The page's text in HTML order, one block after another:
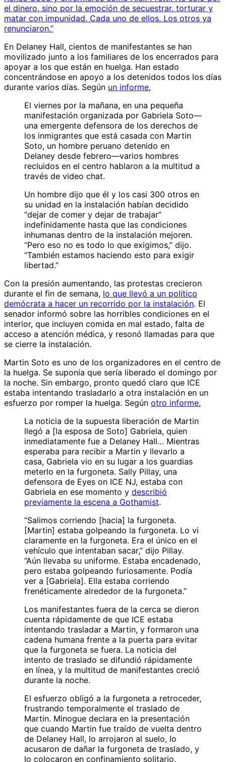
el dinero, sino por la emoción de secuestrar, torturar y
matar con impunidad. Cada uno de ellos. Los otros ya
renunciaron.”
En Delaney Hall, cientos de manifestantes se han
movilizado junto a los familiares de los encerrados para
apoyar a los que están en huelga. Han estado
concentrándose en apoyo a los detenidos todos los días
durante varios días. Según un informe,
El viernes por la mañana, en una pequeña
manifestación organizada por Gabriela Soto—
una emergente defensora de los derechos de
los inmigrantes que está casada con Martin
Soto, un hombre peruano detenido en
Delaney desde febrero—varios hombres
recluidos en el centro hablaron a la multitud a
través de video chat.
Un hombre dijo que él y los casi 300 otros en
su unidad en la instalación habían decidido
“dejar de comer y dejar de trabajar”
indefinidamente hasta que las condiciones
inhumanas dentro de la instalación mejoren.
“Pero eso no es todo lo que exigimos,” dijo.
“También estamos haciendo esto para exigir
libertad.”
Con la presión aumentando, las protestas crecieron
durante el fin de semana, lo que llevó a un político
demócrata a hacer un recorrido por la instalación. El
senador informó sobre las horribles condiciones en el
interior, que incluyen comida en mal estado, falta de
acceso a atención médica, y resonó llamadas para que
se cierre la instalación.
Martin Soto es uno de los organizadores en el centro de
la huelga. Se suponía que sería liberado el domingo por
la noche. Sin embargo, pronto quedó claro que ICE
estaba intentando trasladarlo a otra instalación en un
esfuerzo por romper la huelga. Según otro informe,
La noticia de la supuesta liberación de Martin
llegó a [la esposa de Soto] Gabriela, quien
inmediatamente fue a Delaney Hall… Mientras
esperaba para recibir a Martin y llevarlo a
casa, Gabriela vio en su lugar a los guardias
meterlo en la furgoneta. Sally Pillay, una
defensora de Eyes on ICE NJ, estaba con
Gabriela en ese momento y describió
previamente la escena a Gothamist.
“Salimos corriendo [hacia] la furgoneta.
[Martin] estaba golpeando la furgoneta. Lo vi
claramente en la furgoneta. Era el único en el
vehículo que intentaban sacar,” dijo Pillay.
“Aún llevaba su uniforme. Estaba encadenado,
pero estaba golpeando furiosamente. Podía
ver a [Gabriela]. Ella estaba corriendo
frenéticamente alrededor de la furgoneta.”
Los manifestantes fuera de la cerca se dieron
cuenta rápidamente de que ICE estaba
intentando trasladar a Martin, y formaron una
cadena humana frente a la puerta para evitar
que la furgoneta se fuera. La noticia del
intento de traslado se difundió rápidamente
en línea, y la multitud de manifestantes creció
durante la noche.
El esfuerzo obligó a la furgoneta a retroceder,
frustrando temporalmente el traslado de
Martin. Minogue declara en la presentación
que cuando Martin fue traído de vuelta dentro
de Delaney Hall, lo arrojaron al suelo, lo
acusaron de dañar la furgoneta de traslado, y
lo colocaron en confinamiento solitario.